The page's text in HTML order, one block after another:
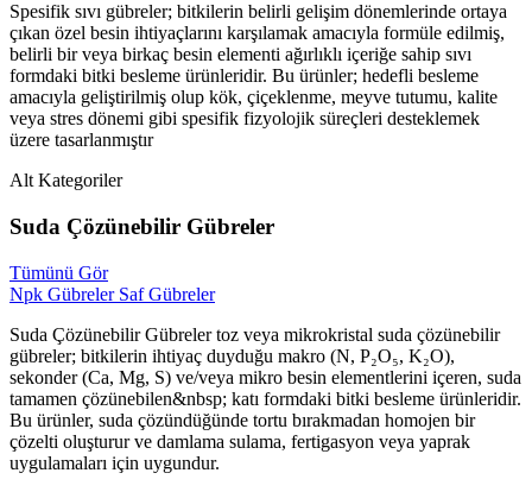
Spesifik sıvı gübreler; bitkilerin belirli gelişim dönemlerinde ortaya
çıkan özel besin ihtiyaçlarını karşılamak amacıyla formüle edilmiş,
belirli bir veya birkaç besin elementi ağırlıklı içeriğe sahip sıvı
formdaki bitki besleme ürünleridir. Bu ürünler; hedefli besleme
amacıyla geliştirilmiş olup kök, çiçeklenme, meyve tutumu, kalite
veya stres dönemi gibi spesifik fizyolojik süreçleri desteklemek
üzere tasarlanmıştır
Alt Kategoriler
Suda Çözünebilir Gübreler
Tümünü Gör
Npk Gübreler Saf Gübreler
Suda Çözünebilir Gübreler toz veya mikrokristal suda çözünebilir
gübreler; bitkilerin ihtiyaç duyduğu makro (N, P₂O₅, K₂O),
sekonder (Ca, Mg, S) ve/veya mikro besin elementlerini içeren, suda
tamamen çözünebilen&nbsp; katı formdaki bitki besleme ürünleridir.
Bu ürünler, suda çözündüğünde tortu bırakmadan homojen bir
çözelti oluşturur ve damlama sulama, fertigasyon veya yaprak
uygulamaları için uygundur.